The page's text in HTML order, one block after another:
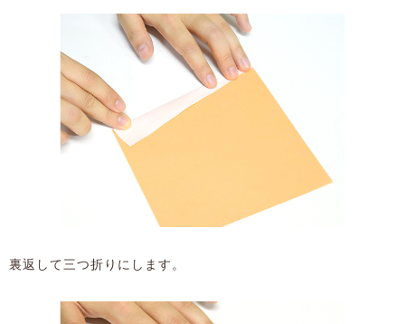
裏返して三つ折りにします。